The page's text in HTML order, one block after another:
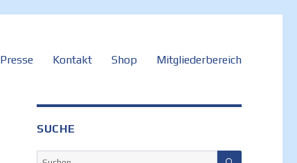
Presse Kontakt Shop Mitgliederbereich
SUCHE
Suchen
SUCHEN